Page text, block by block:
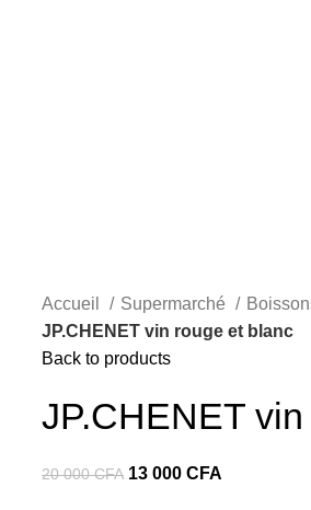
Accueil Supermarché
JP.CHENET vin rouge et blanc
Back to products
JP.CHENET
20 000CFA Le
13 000 CFA